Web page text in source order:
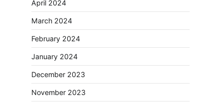
April 2024
March 2024
February 2024
January 2024
December 2023
November 2023